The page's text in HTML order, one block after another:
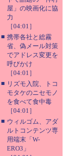
屋」の映画化に協
力
［04:01］
■ 携帯各社と総霧
省、偽メール対策
でアドレス変更を
呼びかけ
［04:01］
■ リズモ入院、トコ
モタケのニセモノ
を食べて食中毒
［04:01］
■ ウィルゴム、アダ
ルトコンテンツ専
用端末「W-
ERO3」